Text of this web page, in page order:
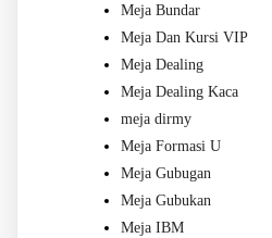
Meja Bundar
Meja Dan Kursi VIP
Meja Dealing
Meja Dealing Kaca
meja dirmy
Meja Formasi U
Meja Gubugan
Meja Gubukan
Meja IBM